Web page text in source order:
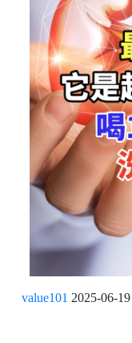
value101 2025-06-19